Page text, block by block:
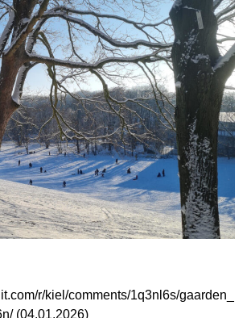
r/kiel/comments/1q3nl6s/gaarden_
(04.01.2026)